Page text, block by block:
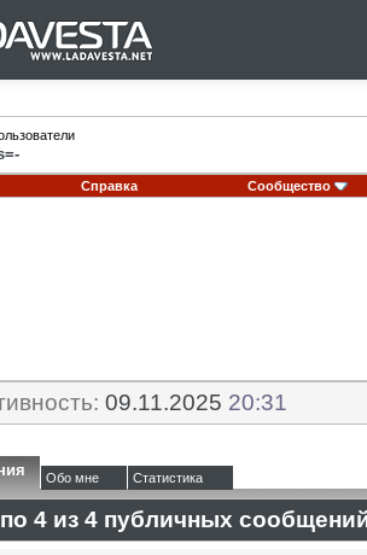
Справка Сообщество
09.11.2025 20:31
Обо мне Статистика
4 из 4 публичных